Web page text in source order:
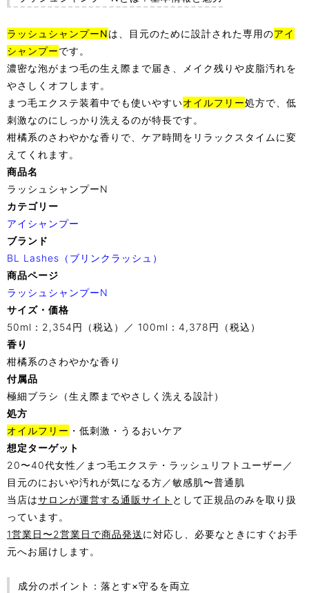
ラッシュシャンプーNは、目元のために設計された専用のアイ
シャンプーです。
濃密な泡がまつ毛の生え際まで届き、メイク残りや皮脂汚れを
やさしくオフします。
まつ毛エクステ装着中でも使いやすいオイルフリー処方で、低
刺激なのにしっかり洗えるのが特長です。
柑橘系のさわやかな香りで、ケア時間をリラックスタイムに変
えてくれます。
商品名
ラッシュシャンプーN
カテゴリー
アイシャンプー
ブランド
BL Lashes（ブリンクラッシュ）
商品ページ
ラッシュシャンプーN
サイズ・価格
50ml：2,354円（税込）／ 100ml：4,378円（税込）
香り
柑橘系のさわやかな香り
付属品
極細ブラシ（生え際までやさしく洗える設計）
処方
オイルフリー ・低刺激・うるおいケア
想定ターゲット
20〜40代女性／まつ毛エクステ・ラッシュリフトユーザー／
目元のにおいや汚れが気になる方／敏感肌〜普通肌
当店はサロンが運営する通販サイト として正規品のみを取り扱
っています。
1営業日〜2営業日で商品発送に対応し、必要なときにすぐお手
元へお届けします。
成分のポイント：落とす×守るを両立